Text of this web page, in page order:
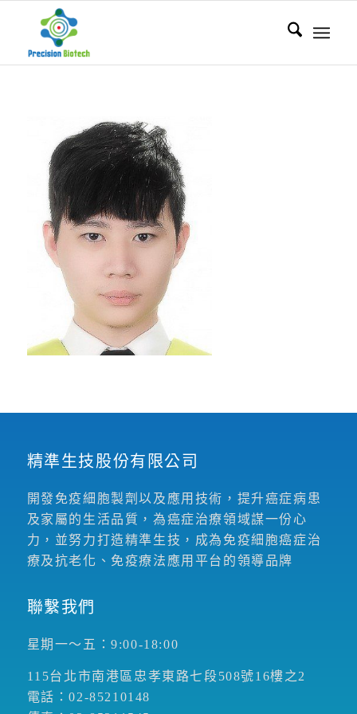
精準生技股份有限公司
開發免疫細胞製劑以及應用技術，提升癌症病患
及家屬的生活品質，為癌症治療領域謀一份心
力，並努力打造精準生技，成為免疫細胞癌症治
療及抗老化、免疫療法應用平台的領導品牌
聯繫我們
星期一～五：9:00-18:00
115台北市南港區忠孝東路七段508號16樓之2
電話：02-85210148